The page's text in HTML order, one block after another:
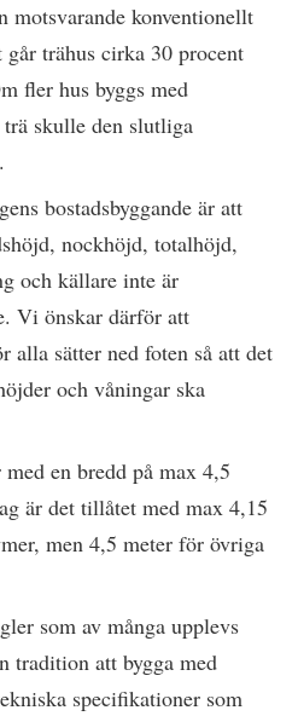
motsvarande konventionellt
trähus cirka 30 procent
fler hus byggs med
skulle den slutliga
bostadsbyggande är att
nockhöjd, totalhöjd,
och källare inte är
Vi önskar därför att
alla sätter ned foten så att det
och våningar ska
en bredd på max 4,5
är det tillåtet med max 4,15
men 4,5 meter för övriga
som av många upplevs
tradition att bygga med
specifikationer som